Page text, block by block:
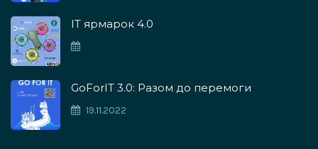
IT ярмарок 4.0
GoForIT 3.0: Разом до перемоги
19.11.2022